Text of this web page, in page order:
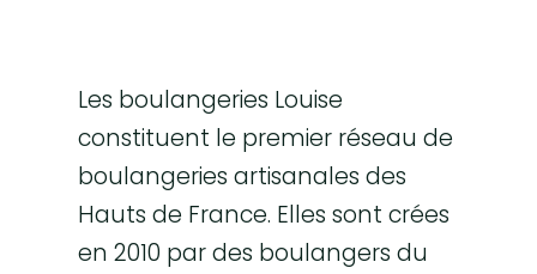
Les boulangeries Louise
constituent le premier réseau de
boulangeries artisanales des
Hauts de France. Elles sont crées
en 2010 par des boulangers du